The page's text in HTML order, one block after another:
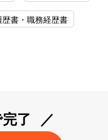
歴書・職務経歴書
了